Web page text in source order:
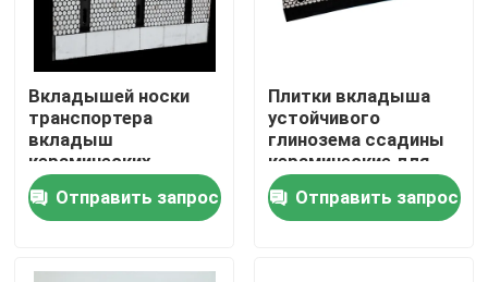
Главная страница
Продукция
Ролики
Вкладышей носки
транспортера
вкладыш
керамических
промышленный
керамический
резиновый
Отправить запрос
Плитки вкладыша
устойчивого
глинозема ссадины
керамические для
минируя цемента
Отправить запрос